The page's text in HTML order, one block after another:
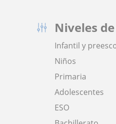
Niveles
Infantil y
Niños
Primaria
Adolescentes
ESO